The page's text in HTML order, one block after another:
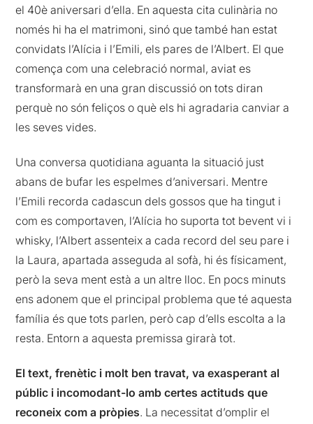
el 40è aniversari d’ella. En aquesta cita culinària no
només hi ha el matrimoni, sinó que també han estat
convidats l’Alícia i l’Emili, els pares de l’Albert. El que
comença com una celebració normal, aviat es
transformarà en una gran discussió on tots diran
perquè no són feliços o què els hi agradaria canviar a
les seves vides.
Una conversa quotidiana aguanta la situació just
abans de bufar les espelmes d’aniversari. Mentre
l’Emili recorda cadascun dels gossos que ha tingut i
com es comportaven, l’Alícia ho suporta tot bevent vi i
whisky, l’Albert assenteix a cada record del seu pare i
la Laura, apartada asseguda al sofà, hi és físicament,
però la seva ment està a un altre lloc. En pocs minuts
ens adonem que el principal problema que té aquesta
família és que tots parlen, però cap d’ells escolta a la
resta. Entorn a aquesta premissa girarà tot.
El text, frenètic i molt ben travat, va exasperant al
públic i incomodant-lo amb certes actituds que
reconeix com a pròpies. La necessitat d’omplir el